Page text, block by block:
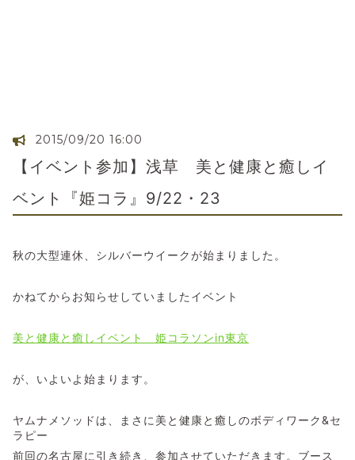
2015/09/20 16:00
【イベント参加】浅草 美と健康と癒しイ
ベント『姫コラ』9/22・23
秋の大型連休、シルバーウイークが始まりました。
かねてからお知らせしていましたイベント
美と健康と癒しイベント 姫コラソンin東京
が、いよいよ始まります。
ヤムナメソッドは、まさに美と健康と癒しのボディワーク&セ
ラピー
前回の名古屋に引き続き、参加させていただきます。ブース